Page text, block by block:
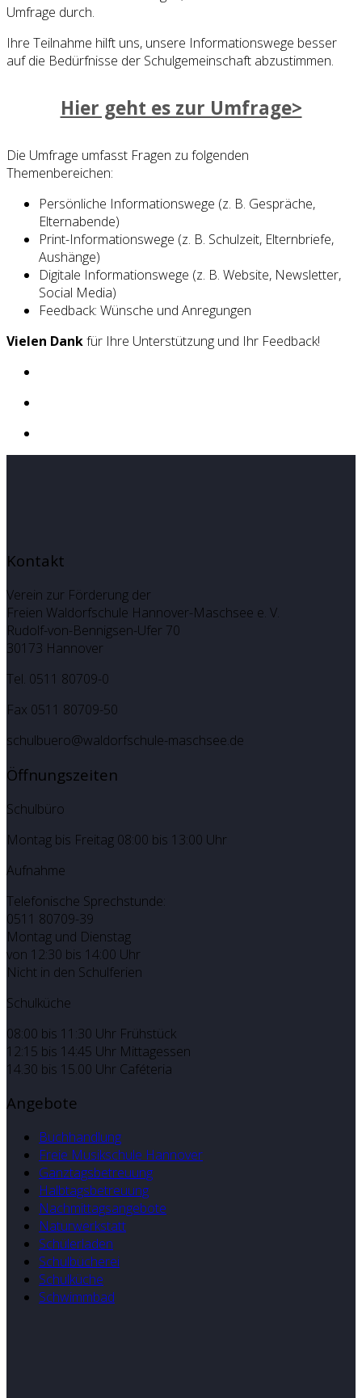
Umfrage durch.
Ihre Teilnahme hilft uns, unsere Informationswege besser
auf die Bedürfnisse der Schulgemeinschaft abzustimmen.
Hier geht es zur Umfrage>
Die Umfrage umfasst Fragen zu folgenden
Themenbereichen:
Persönliche Informationswege (z. B. Gespräche,
Elternabende)
Print-Informationswege (z. B. Schulzeit, Elternbriefe,
Aushänge)
Digitale Informationswege (z. B. Website, Newsletter,
Social Media)
Feedback: Wünsche und Anregungen
Vielen Dankfür Ihre Unterstützung und Ihr Feedback!
Kontakt
Verein zur Förderung der
Freien Waldorfschule Hannover-Maschsee e. V.
Rudolf-von-Bennigsen-Ufer 70
30173 Hannover
Tel. 0511 80709-0
Fax 0511 80709-50
schulbuero@waldorfschule-maschsee.de
Öffnungszeiten
Schulbüro
Montag bis Freitag 08:00 bis 13:00 Uhr
Aufnahme
Telefonische Sprechstunde:
0511 80709-39
Montag und Dienstag
von 12:30 bis 14:00 Uhr
Nicht in den Schulferien
Schulküche
08:00 bis 11:30 Uhr Frühstück
12:15 bis 14:45 Uhr Mittagessen
14.30 bis 15.00 Uhr Caféteria
Angebote
Buchhandlung
Freie Musikschule Hannover
Ganztagsbetreuung
Halbtagsbetreuung
Nachmittagsangebote
Naturwerkstatt
Schülerladen
Schulbücherei
Schulküche
Schwimmbad